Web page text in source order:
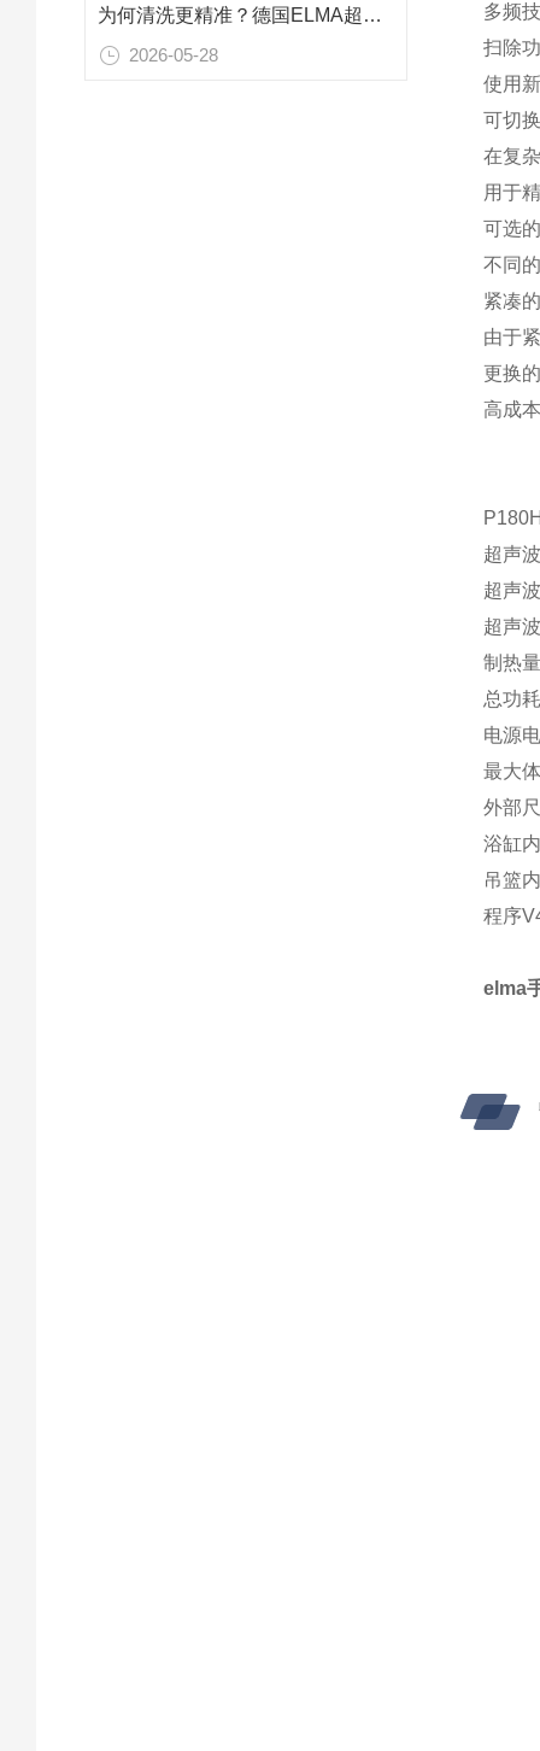
为何清洗更精准？德国ELMA超声波清洗机可控超声空化结构的动态调控
2026-05-28
多频
扫除
使用
可切
在复
用于
可选
不同
紧凑
由于
更换
高成
超声
超声
超声
制热
总功
电源
最大
外部
浴缸
吊篮
程序
elma